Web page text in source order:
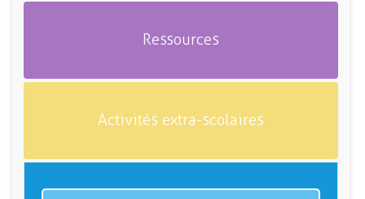
Ressources
Activités extra-scolaires